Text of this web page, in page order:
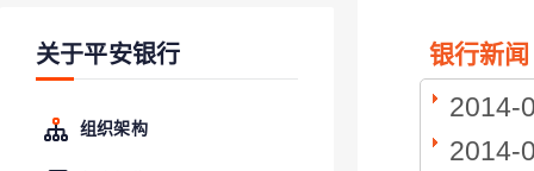
关于调整存量首套住房贷款利率的公告
关于平安银行
组织架构
银行新闻
2014-
2014-